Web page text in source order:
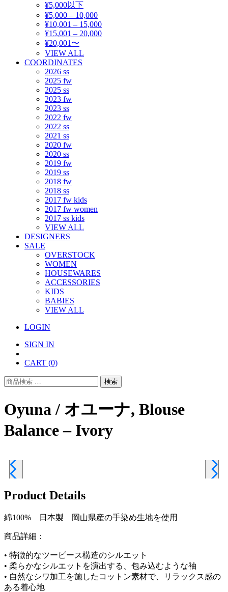
¥5,000以下
¥5,000 – 10,000
¥10,001 – 15,000
¥15,001 – 20,000
¥20,001〜
VIEW ALL
COORDINATES
2026 ss
2025 fw
2025 ss
2023 fw
2023 ss
2022 fw
2022 ss
2021 ss
2020 fw
2020 ss
2019 fw
2019 ss
2018 fw
2018 ss
2017 fw kids
2017 fw women
2017 ss kids
VIEW ALL
DESIGNERS
SALE
OVERSTOCK
WOMEN
HOUSEWARES
ACCESSORIES
KIDS
BABIES
VIEW ALL
LOGIN
SIGN IN
CART (0)
検
象:
検索
Oyuna / オユーナ, Blouse
Balance – Ivory
Product Details
綿100% 日本製 岡山県産の手染め生地を使用
商品詳細：
• 特徴的なツーピース構造のシルエット
• 柔らかなシルエットを演出する、包み込むような袖
• 自然なシワ加工を施したコットン素材で、リラックス感の
ある着心地